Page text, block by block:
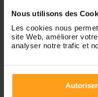
Nous utilisons des
Les cookies nous
site Web, améliorer
analyser notre trafic et
Jeudi